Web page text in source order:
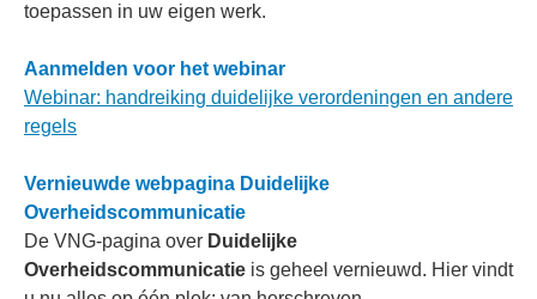
toepassen in uw eigen werk.
Aanmelden voor het webinar
Webinar: handreiking duidelijke verordeningen en andere
regels
Vernieuwde webpagina Duidelijke
Overheidscommunicatie
De VNG-pagina over Duidelijke
Overheidscommunicatie is geheel vernieuwd. Hier vindt